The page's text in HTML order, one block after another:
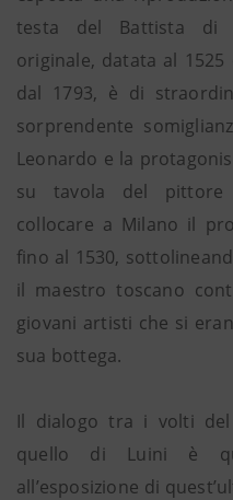
testa del Battista di
originale, datata al
dal 1793, è di
sorprendente
Leonardo e la
su tavola del pittore
collocare a Milano il
fino al 1530,
il maestro toscano
giovani artisti che si
sua bottega.
Il dialogo tra i volti
quello di Luini è
all’esposizione di